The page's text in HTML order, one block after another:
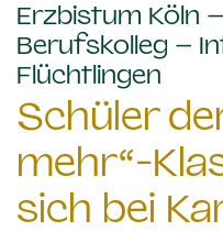
Erzbistum Köln
Berufskolleg –
Flüchtlingen
Schüler
mehr“-
sich bei